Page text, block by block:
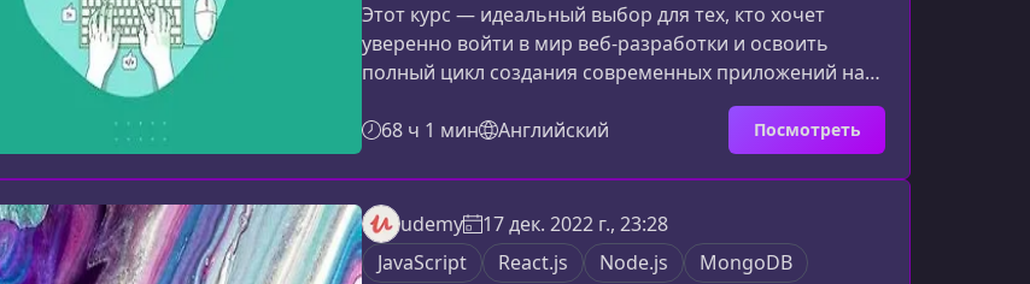
Этот курс — идеальный выбор для тех, кто хочет
уверенно войти в мир веб‑разработки и освоить
полный цикл создания современных приложений на
последовательно, с реальными проектами и
практикой, что помогает быстро перейти от теории к
результатам.Что делает этот курс уникальнымКурс
сочетает в себе два мощных инструмента разработки
— React и Laravel, позволяя вам получить навыки
полного стека и освоить построе
68 ч 1 мин Английский Посмотреть
udemy
17 дек. 2022 г., 23:28
JavaScript
React.js Node.js MongoDB